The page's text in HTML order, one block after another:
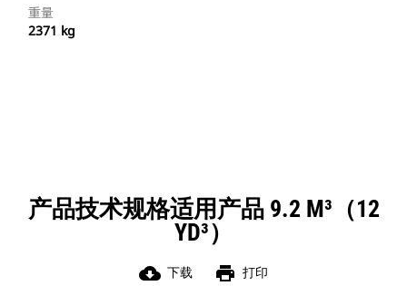
重量
2371 kg
产品技术规格适用产品 9.2 M³（12
YD³）
cloud_download 下载 print 打印